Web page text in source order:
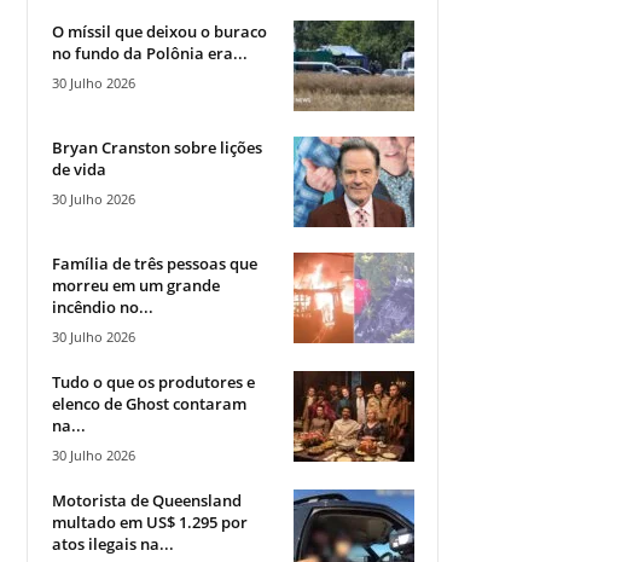
O míssil que deixou o buraco
no fundo da Polônia era...
30 Julho 2026
Bryan Cranston sobre lições
de vida
30 Julho 2026
Família de três pessoas que
morreu em um grande
incêndio no...
30 Julho 2026
Tudo o que os produtores e
elenco de Ghost contaram
na...
30 Julho 2026
Motorista de Queensland
multado em US$ 1.295 por
atos ilegais na...